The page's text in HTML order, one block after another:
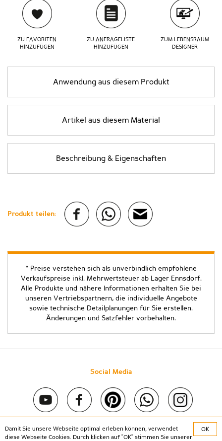
ZU FAVORITEN
HINZUFÜGEN
ZU ANFRAGELISTE
HINZUFÜGEN
ZUM LEBENSRAUM
DESIGNER
Anwendung aus diesem Produkt
Artikel aus diesem Material
Beschreibung & Eigenschaften
Produkt teilen:
* Preise verstehen sich als unverbindlich empfohlene
Verkaufspreise inkl. Mehrwertsteuer ab Lager Ennsdorf.
Alle Produkte und nähere Informationen erhalten Sie bei
unseren Vertriebspartnern, die individuelle Angebote
sowie technische Detailplanungen für Sie erstellen.
Änderungen und Satzfehler vorbehalten.
Social Media
Copyright © 2020 Stein & Co gmbh. All rights reserved. |
Damit Sie unsere Webseite optimal erleben können, verwendet
diese Webseite Cookies. Durch klicken auf "OK" stimmen Sie unserer
OK